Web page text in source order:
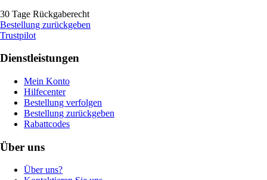
30 Tage Rückgaberecht
Bestellung zurückgeben
Trustpilot
Dienstleistungen
Mein Konto
Hilfecenter
Bestellung verfolgen
Bestellung zurückgeben
Rabattcodes
Über uns
Über uns?